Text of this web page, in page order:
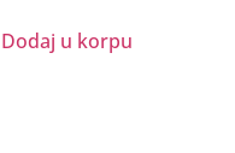
Dodaj u korpu